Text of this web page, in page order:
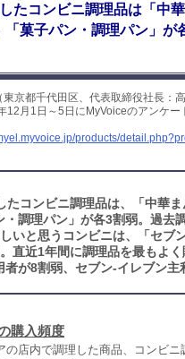
たコンビニ調理品は「中
「菓子パン・調理パン」
京都千代田区、代表取締役社長：
12月1日～5日にMyVoiceのアンケ
products/
たコンビニ調理品は、「中華
・調理パン」が各3割弱。過去
いと思うコンビニは、「セブ
直近1年間に調理品を最もよ
者が8割弱、セブン‐イレブン主
購入頻度
の店内で調理した商品、コンビ